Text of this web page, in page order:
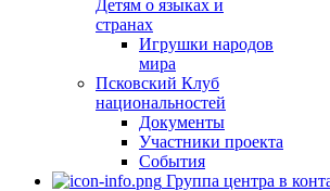
Детям о языках и
странах
Игрушки народов
мира
Псковский Клуб
национальностей
Документы
Участники проекта
События
Группа центра в